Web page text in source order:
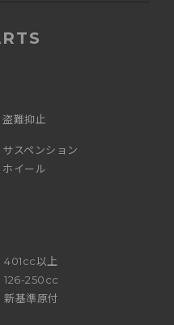
盗難抑止
サスペンション
ホイール
401cc以上
126-250cc
新基準原付